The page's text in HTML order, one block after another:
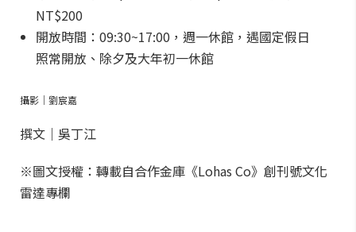
NT$200
開放時間：09:30~17:00，週一休館，遇國定假日
照常開放、除夕及大年初一休館
攝影｜劉宸嘉
撰文｜吳丁江
※圖文授權：轉載自合作金庫《Lohas Co》創刊號文化
雷達專欄